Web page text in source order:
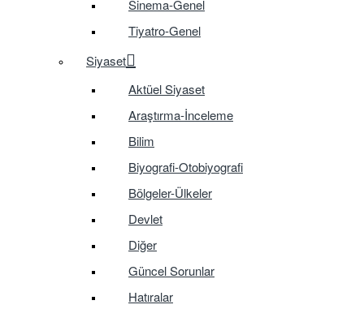
Sinema-Genel
Tiyatro-Genel
Siyaset
Aktüel Siyaset
Araştırma-İnceleme
Bilim
Biyografi-Otobiyografi
Bölgeler-Ülkeler
Devlet
Diğer
Güncel Sorunlar
Hatıralar